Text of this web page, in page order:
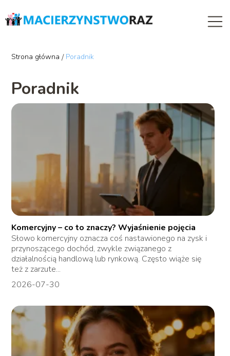
Strona główna / Poradnik
Poradnik
Komercyjny – co to znaczy? Wyjaśnienie pojęcia
Słowo komercyjny oznacza coś nastawionego na zysk i
przynoszącego dochód, zwykle związanego z
działalnością handlową lub rynkową. Często wiąże się
też z zarzute...
2026-07-30